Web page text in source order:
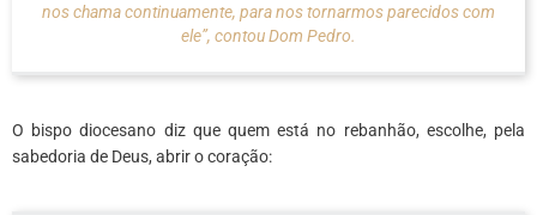
nos chama continuamente, para nos tornarmos parecidos com
ele”, contou Dom Pedro.
O bispo diocesano diz que quem está no rebanhão, escolhe, pela
sabedoria de Deus, abrir o coração: